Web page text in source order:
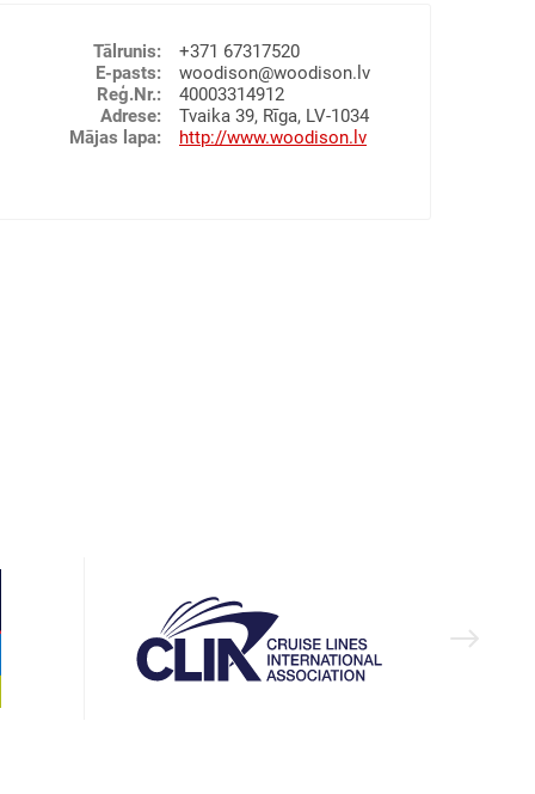
Tālrunis:
+371 67317520
E-pasts:
woodison@woodison.lv
Reģ.Nr.:
40003314912
Adrese:
Tvaika 39, Rīga, LV-1034
Mājas lapa: http://www.woodison.lv